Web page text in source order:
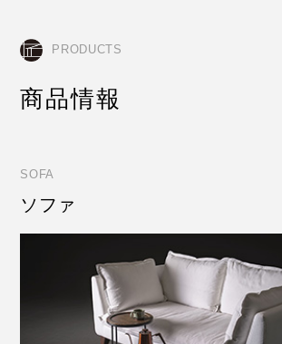
PRODUCTS
商品情報
SOFA
ソファ